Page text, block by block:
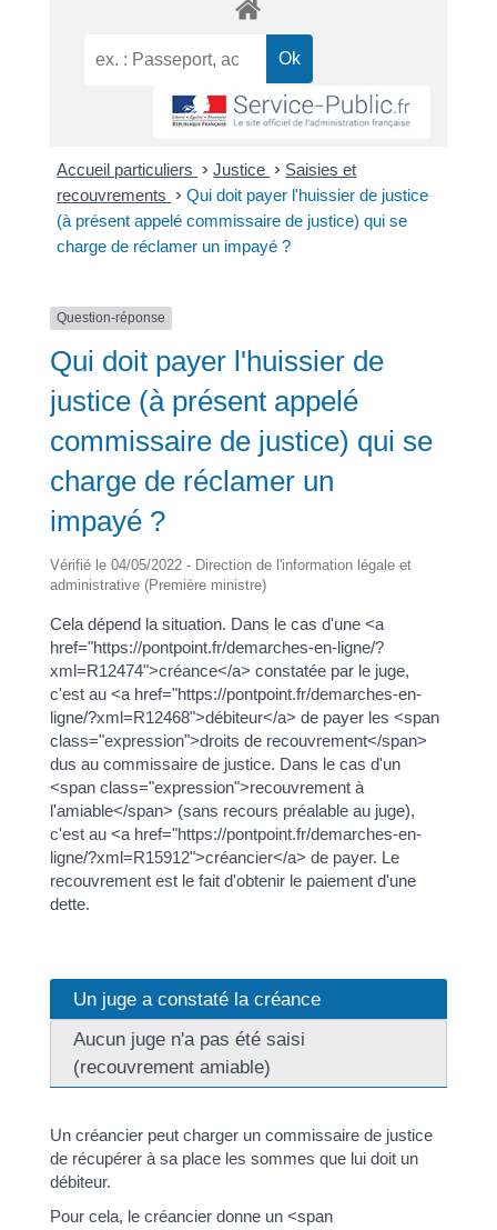
Accueil particuliers > Justice > Saisies et
recouvrements > Qui doit payer l'huissier de justice
(à présent appelé commissaire de justice) qui se
charge de réclamer un impayé ?
Question-réponse
Qui doit payer l'huissier de
justice (à présent appelé
commissaire de justice) qui se
charge de réclamer un
impayé ?
Vérifié le 04/05/2022 - Direction de l'information légale et
administrative (Première ministre)
Cela dépend la situation. Dans le cas d'une <a
href="https://pontpoint.fr/demarches-en-ligne/?
xml=R12474">créance</a> constatée par le juge,
c'est au <a href="https://pontpoint.fr/demarches-en-
ligne/?xml=R12468">débiteur</a> de payer les <span
class="expression">droits de recouvrement</span>
dus au commissaire de justice. Dans le cas d'un
<span class="expression">recouvrement à
l'amiable</span> (sans recours préalable au juge),
c'est au <a href="https://pontpoint.fr/demarches-en-
ligne/?xml=R15912">créancier</a> de payer. Le
recouvrement est le fait d'obtenir le paiement d'une
dette.
Un juge a constaté la créance
Aucun juge n'a pas été saisi
(recouvrement amiable)
Un créancier peut charger un commissaire de justice
de récupérer à sa place les sommes que lui doit un
débiteur.
Pour cela, le créancier donne un <span